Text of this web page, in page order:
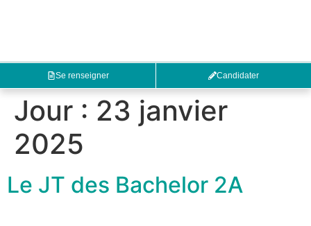
Candidater
Se renseigner
Jour : 23 janvier
2025
Le JT des Bachelor 2A